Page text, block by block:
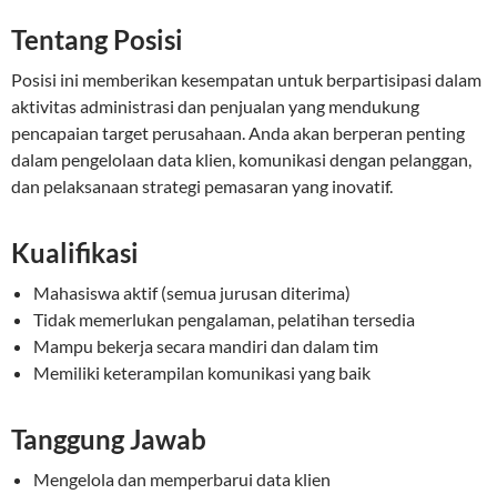
Tentang Posisi
Posisi ini memberikan kesempatan untuk berpartisipasi dalam
aktivitas administrasi dan penjualan yang mendukung
pencapaian target perusahaan. Anda akan berperan penting
dalam pengelolaan data klien, komunikasi dengan pelanggan,
dan pelaksanaan strategi pemasaran yang inovatif.
Kualifikasi
Mahasiswa aktif (semua jurusan diterima)
Tidak memerlukan pengalaman, pelatihan tersedia
Mampu bekerja secara mandiri dan dalam tim
Memiliki keterampilan komunikasi yang baik
Tanggung Jawab
Mengelola dan memperbarui data klien